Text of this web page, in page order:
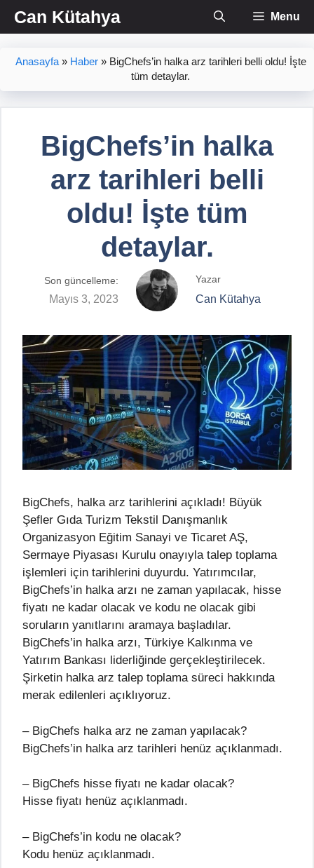
İçeriğe
atlaCan Kütahya Menu
Anasayfa» Haber» BigChefs’in halka arz tarihleri belli oldu! İşte
tüm detaylar.
BigChefs’in halka
arz tarihleri belli
oldu! İşte tüm
detaylar.
Son güncelleme:
Mayıs 3, 2023
Yazar
Can Kütahya
BigChefs, halka arz tarihlerini açıkladı! Büyük
Şefler Gıda Turizm Tekstil Danışmanlık
Organizasyon Eğitim Sanayi ve Ticaret AŞ,
Sermaye Piyasası Kurulu onayıyla talep toplama
işlemleri için tarihlerini duyurdu. Yatırımcılar,
BigChefs’in halka arzı ne zaman yapılacak, hisse
fiyatı ne kadar olacak ve kodu ne olacak gibi
soruların yanıtlarını aramaya başladılar.
BigChefs’in halka arzı, Türkiye Kalkınma ve
Yatırım Bankası liderliğinde gerçekleştirilecek.
Şirketin halka arz talep toplama süreci hakkında
merak edilenleri açıklıyoruz.
– BigChefs halka arz ne zaman yapılacak?
BigChefs’in halka arz tarihleri henüz açıklanmadı.
– BigChefs hisse fiyatı ne kadar olacak?
Hisse fiyatı henüz açıklanmadı.
– BigChefs’in kodu ne olacak?
Kodu henüz açıklanmadı.